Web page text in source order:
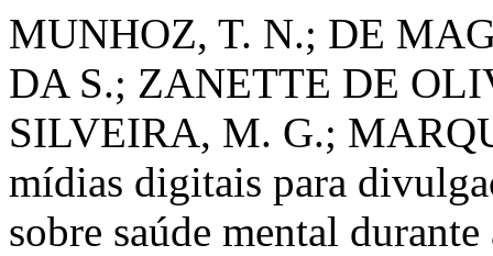
MUNHOZ, T. N.; DE
DA S.; ZANETTE DE
SILVEIRA, M. G.;
mídias digitais para
sobre saúde mental